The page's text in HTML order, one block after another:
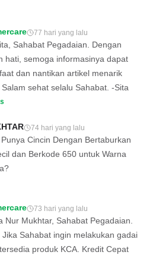
77 hari yang lalu
Sahabat Pegadaian. Dengan
hati, semoga informasinya dapat
dan nantikan artikel menarik
Salam sehat selalu Sahabat. -Sita
74 hari yang lalu
Cincin Dengan Bertaburkan
dan Berkode 650 untuk Warna
73 hari yang lalu
Nur Mukhtar, Sahabat Pegadaian.
Jika Sahabat ingin melakukan gadai
produk KCA. Kredit Cepat